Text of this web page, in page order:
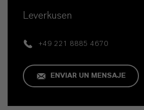
Leverkusen
+49 221 8885 4670
ENVIAR UN MENSAJE